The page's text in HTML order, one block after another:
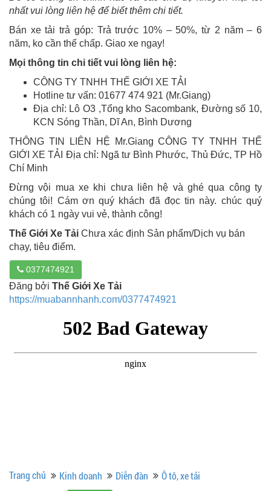
nhất vui lòng liên hệ để biết thêm chi tiết.
Bán xe tải trả góp: Trả trước 10% – 50%, từ 2 năm – 6
năm, ko cần thế chấp. Giao xe ngay!
Mọi thông tin chi tiết vui lòng liên hệ:
CÔNG TY TNHH THẾ GIỚI XE TẢI
Hotline tư vấn: 01677 474 921 (Mr.Giang)
Địa chỉ: Lô O3 ,Tổng kho Sacombank, Đường số 10,
KCN Sóng Thần, Dĩ An, Bình Dương
THÔNG TIN LIÊN HỆ Mr.Giang CÔNG TY TNHH THẾ
GIỚI XE TẢI Địa chỉ: Ngã tư Bình Phước, Thủ Đức, TP Hồ
Chí Minh
Đừng vội mua xe khi chưa liên hệ và ghé qua công ty
chúng tôi! Cám ơn quý khách đã đọc tin này. chúc quý
khách có 1 ngày vui vẻ, thành công!
Thế Giới Xe Tải Chưa xác định Sản phẩm/Dịch vụ bán
chạy, tiêu điểm.
0377474921
Đăng bởi Thế Giới Xe Tải
https://muabannhanh.com/0377474921
Trang chủ Kinh doanh Diễn đàn Ô tô, xe tải